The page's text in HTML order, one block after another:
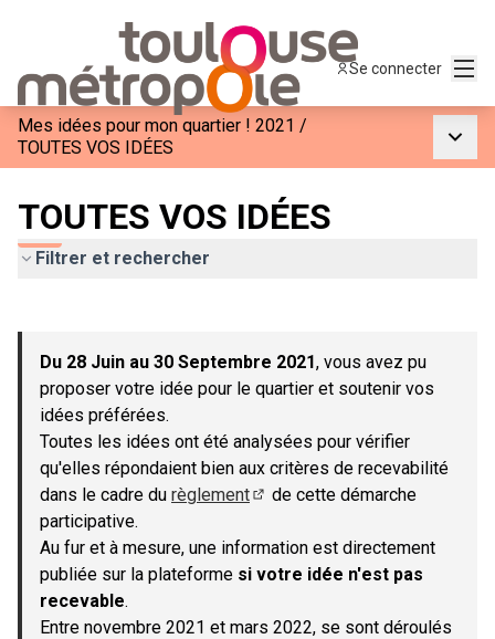
Se connecter
Mes idées pour mon quartier ! 2021 /
TOUTES VOS IDÉES
TOUTES VOS IDÉES
Filtrer et rechercher
−
Du 28 Juin au 30 Septembre 2021, vous avez pu
proposer votre idée pour le quartier et soutenir vos
idées préférées.
Toutes les idées ont été analysées pour vérifier
qu'elles répondaient bien aux critères de recevabilité
dans le cadre du règlement
de cette démarche
participative.
Au fur et à mesure, une information est directement
publiée sur la plateforme si votre idée n'est pas
recevable.
Entre novembre 2021 et mars 2022, se sont déroulés